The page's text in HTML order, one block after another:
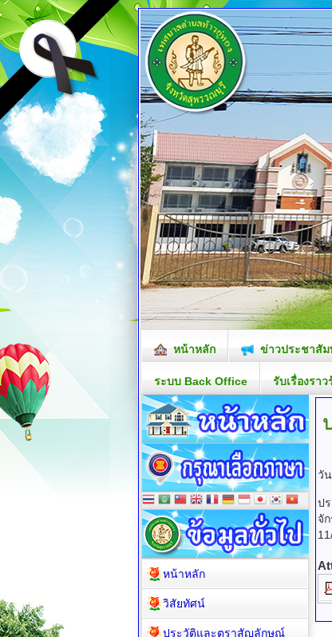
หน้าหลัก ข่าวประชาสั
ระบบ Back Office รับเรื่องรา
วั
ป
จั
หน้าหลัก
วิสัยทัศน์
ประวัติและตราสัญลักษณ์